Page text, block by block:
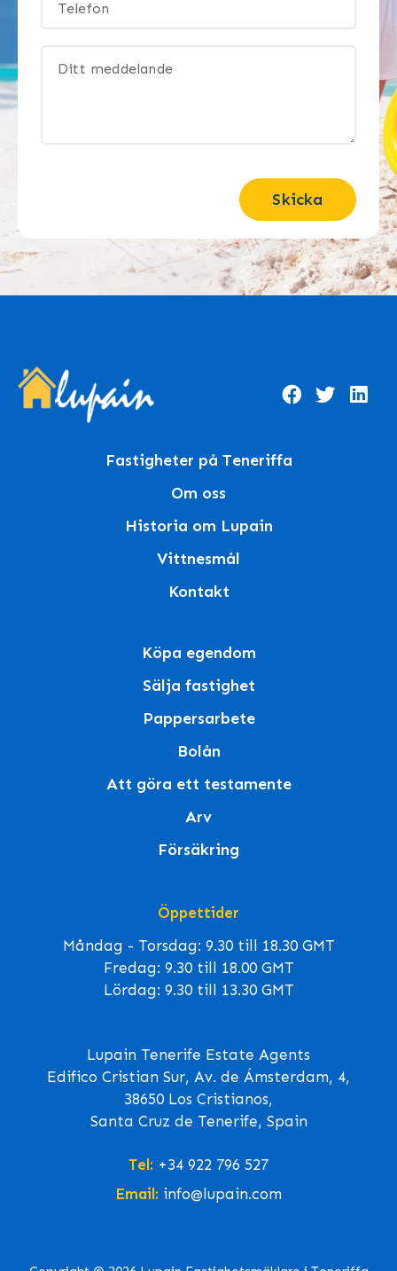
Skicka
Fastigheter på Teneriffa
Om oss
Historia om Lupain
Vittnesmål
Kontakt
Köpa egendom
Sälja fastighet
Pappersarbete
Bolån
Att göra ett testamente
Arv
Försäkring
Öppettider
Måndag - Torsdag: 9.30 till 18.30 GMT
Fredag: 9.30 till 18.00 GMT
Lördag: 9.30 till 13.30 GMT
Lupain Tenerife Estate Agents
Edifico Cristian Sur, Av. de Ámsterdam, 4,
38650 Los Cristianos,
Santa Cruz de Tenerife, Spain
Tel: +34 922 796 527
Email: info@lupain.com